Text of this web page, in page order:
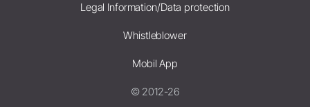
Legal Information/Data protection
Whistleblower
Mobil App
© 2012-26